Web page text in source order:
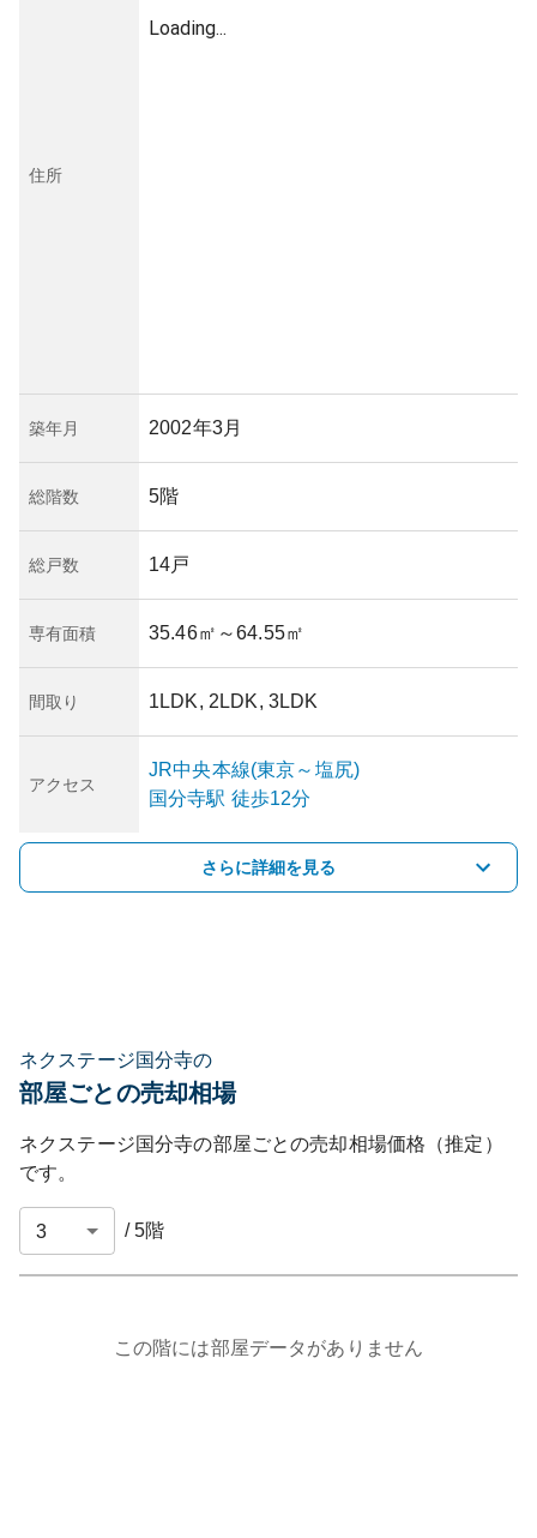
住所
Loading...
築年月 2002年3月
総階数 5階
総戸数 14戸
専有面積 35.46㎡ ～64.55㎡
間取り 1LDK, 2LDK, 3LDK
アクセス
JR中央本線(東京～塩尻)
国分寺駅 徒歩12分
さらに詳細を見る
ネクステージ国分寺の
部屋ごとの売却相場
ネクステージ国分寺の部屋ごとの売却相場価格（推定）
です。
/5階
この階には部屋データがありません